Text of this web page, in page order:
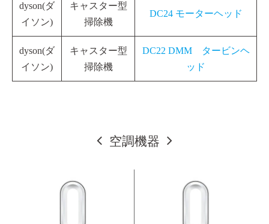
dyson(ダ
イソン)
キャスター型
掃除機
DC24 モーターヘッド
dyson(ダ
イソン)
キャスター型
掃除機
DC22 DMM タービンヘ
ッド
空調機器